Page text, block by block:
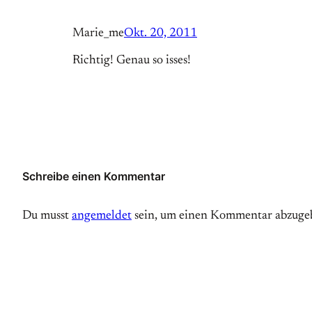
Marie_meOkt. 20, 2011
Richtig! Genau so isses!
Schreibe einen Kommentar
Du musst angemeldet sein, um einen Kommentar